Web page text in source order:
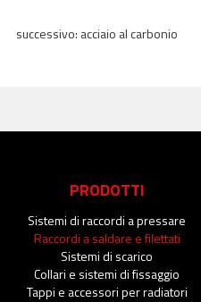
successivo: acciaio al carbonio
PRODOTTI
Sistemi di raccordi a pressare
Raccordi a saldare e filettati
Sistemi di scarico
Collari e sistemi di fissaggio
Tappi e accessori per radiatori